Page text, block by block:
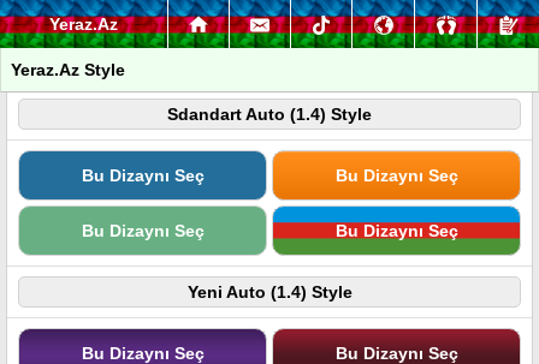
Yeraz.Az
Yeraz.Az Style
Sdandart Auto (1.4) Style
Bu Dizaynı Seç Bu Dizaynı Seç
Bu Dizaynı Seç Bu Dizaynı Seç
Yeni Auto (1.4) Style
Bu Dizaynı Seç Bu Dizaynı Seç